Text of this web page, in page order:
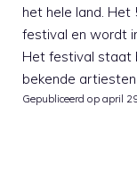
het hele land.
festival en wordt
Het festival staat
bekende
Gepubliceerd op april